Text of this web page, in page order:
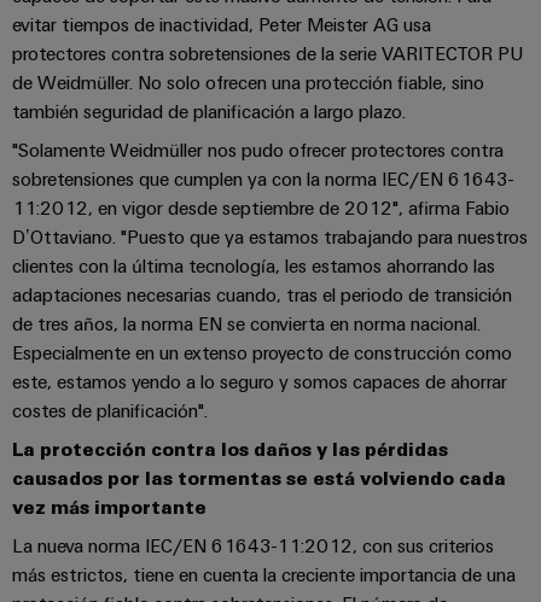
conexión
la
industria
marítima
Energía
eólica
Excelencia
operativa
en
eólica
Energía
fotovoltaica
Aprovechar
energía
solar
para
una
mayor
eficiencia
de
Smart
Cabinet
Building
Workplace
solutions
Sistemas
y
soluciones
Automatización
descentralizada
Automatización
industrial
Industrial
analytics
Interfaces
de
asistencia
Distribution
boxes
Electrónica
Relés
y
relés
de
estado
sólido
y
convertidores
Soporte
Soporte
técnico
Cumplimiento
medioambiental
de
los
productos
PSIRT
Datos
de
ingeniería
Catálogos
técnicos
de
calidad
Prensa
Company
News
Notas
de
prensa
Nuestros
partners
Distribución
Red
de
evitar tiempos de inactividad, Peter Meister AG usa
protectores contra sobretensiones de la serie VARITECTOR PU
de Weidmüller. No solo ofrecen una protección fiable, sino
también seguridad de planificación a largo plazo.
"Solamente Weidmüller nos pudo ofrecer protectores contra
sobretensiones que cumplen ya con la norma IEC/EN 61643-
11:2012, en vigor desde septiembre de 2012", afirma Fabio
D’Ottaviano. "Puesto que ya estamos trabajando para nuestros
clientes con la última tecnología, les estamos ahorrando las
adaptaciones necesarias cuando, tras el periodo de transición
de tres años, la norma EN se convierta en norma nacional.
Especialmente en un extenso proyecto de construcción como
este, estamos yendo a lo seguro y somos capaces de ahorrar
costes de planificación".
La protección contra los daños y las pérdidas
causados por las tormentas se está volviendo cada
vez más importante
La nueva norma IEC/EN 61643-11:2012, con sus criterios
más estrictos, tiene en cuenta la creciente importancia de una